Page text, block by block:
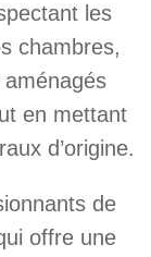
les
chambres,
en mettant
d’origine.
de
offre une